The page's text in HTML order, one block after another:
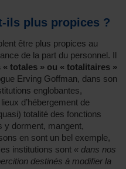
ils plus propices ?
être plus propices au
de la part du personnel. Il
totales » ou « totalitaires »
Erving Goffman, dans son
englobantes,
d’hébergement de
totalité des fonctions
y dorment, mangent,
en sont un bel exemple,
institutions sont « dans nos
destinés à modifier la